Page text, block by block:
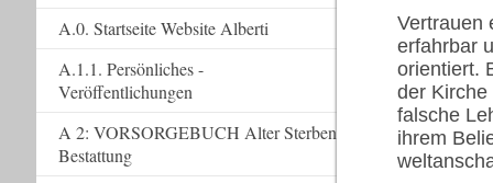
Vertrauen
erfahrbar
orientiert.
der Kirche
falsche
ihrem
A.0. Startseite Website Alberti
A.1.1. Persönliches -
Veröffentlichungen
A 2: VORSORGEBUCH Alter Sterben
Bestattung